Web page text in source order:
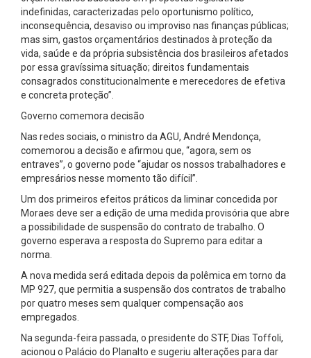
indefinidas, caracterizadas pelo oportunismo político,
inconsequência, desaviso ou improviso nas finanças públicas;
mas sim, gastos orçamentários destinados à proteção da
vida, saúde e da própria subsistência dos brasileiros afetados
por essa gravíssima situação; direitos fundamentais
consagrados constitucionalmente e merecedores de efetiva
e concreta proteção”.
Governo comemora decisão
Nas redes sociais, o ministro da AGU, André Mendonça,
comemorou a decisão e afirmou que, “agora, sem os
entraves”, o governo pode “ajudar os nossos trabalhadores e
empresários nesse momento tão difícil”.
Um dos primeiros efeitos práticos da liminar concedida por
Moraes deve ser a edição de uma medida provisória que abre
a possibilidade de suspensão do contrato de trabalho. O
governo esperava a resposta do Supremo para editar a
norma.
A nova medida será editada depois da polêmica em torno da
MP 927, que permitia a suspensão dos contratos de trabalho
por quatro meses sem qualquer compensação aos
empregados.
Na segunda-feira passada, o presidente do STF, Dias Toffoli,
acionou o Palácio do Planalto e sugeriu alterações para dar